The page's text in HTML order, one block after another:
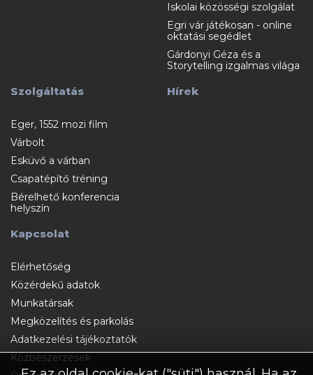
Iskolai közösségi szolgálat
Egri vár játékosan - online
oktatási segédlet
Gárdonyi Géza és a
Storytelling izgalmas világa
Szolgáltatás
Eger, 1552 mozi film
Várbolt
Esküvő a várban
Csapatépítő tréning
Bérelhető konferencia
helyszín
Hírek
Kapcsolat
Elérhetőség
Közérdekű adatok
Munkatársak
Megközelítés és parkolás
Adatkezelési tájékoztatók
Közbeszerzések